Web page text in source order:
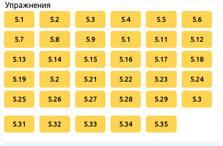
Упражнения
5.1 5.2 5.3 5.4 5.5 5.6
5.7 5.8 5.9 5.1 5.11 5.12
5.13 5.14 5.15 5.16 5.17 5.18
5.19 5.2 5.21 5.22 5.23 5.24
5.25 5.26 5.27 5.28 5.29 5.3
5.31 5.32 5.33 5.34 5.35